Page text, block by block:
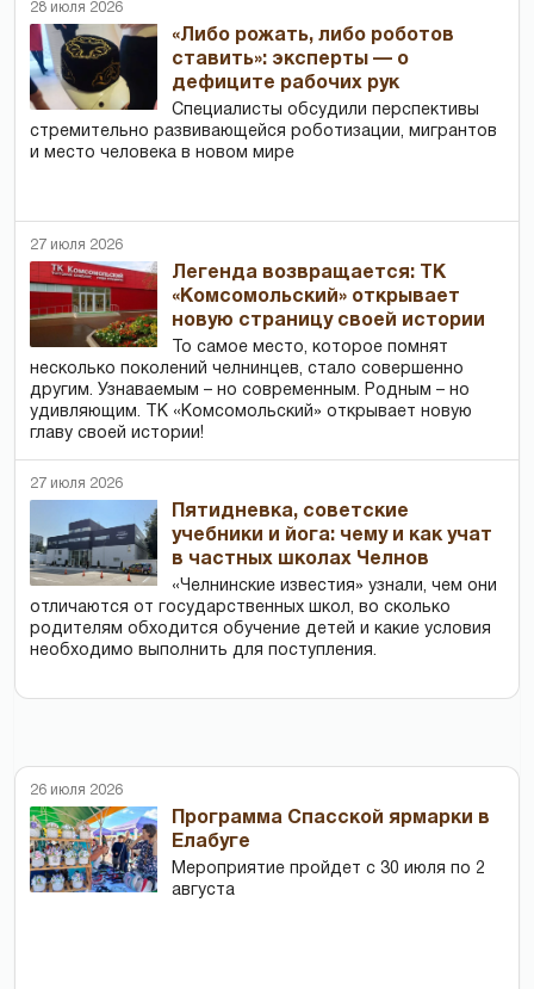
28 июля 2026
«Либо рожать, либо роботов
ставить»: эксперты — о
дефиците рабочих рук
Специалисты обсудили перспективы
стремительно развивающейся роботизации, мигрантов
и место человека в новом мире
27 июля 2026
Легенда возвращается: ТК
«Комсомольский» открывает
новую страницу своей истории
То самое место, которое помнят
несколько поколений челнинцев, стало совершенно
другим. Узнаваемым – но современным. Родным – но
удивляющим. ТК «Комсомольский» открывает новую
главу своей истории!
27 июля 2026
Пятидневка, советские
учебники и йога: чему и как учат
в частных школах Челнов
«Челнинские известия» узнали, чем они
отличаются от государственных школ, во сколько
родителям обходится обучение детей и какие условия
необходимо выполнить для поступления.
26 июля 2026
Программа Спасской ярмарки в
Елабуге
Мероприятие пройдет с 30 июля по 2
августа